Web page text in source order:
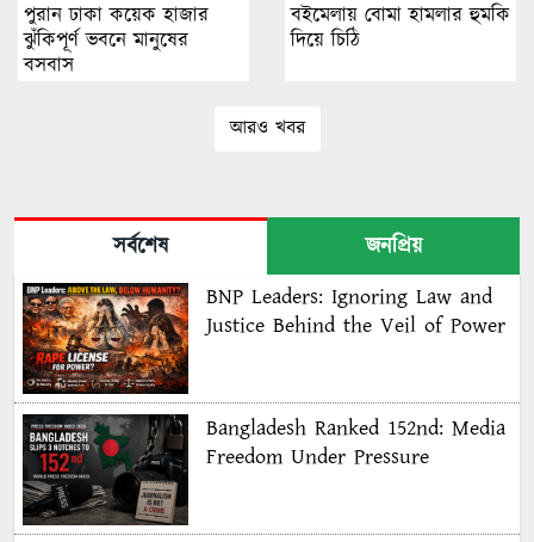
পুরান ঢাকা কয়েক হাজার
ঝুঁকিপূর্ণ ভবনে মানুষের
বসবাস
বইমেলায় বোমা হামলার হুমকি
দিয়ে চিঠি
আরও খবর
সর্বশেষ
জনপ্রিয়
BNP Leaders: Ignoring Law and
Justice Behind the Veil of Power
Bangladesh Ranked 152nd: Media
Freedom Under Pressure